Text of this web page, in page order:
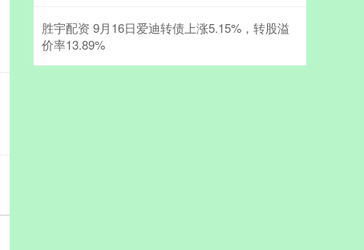
胜宇配资 9月16日爱迪转债上涨5.15%，转股溢
价率13.89%